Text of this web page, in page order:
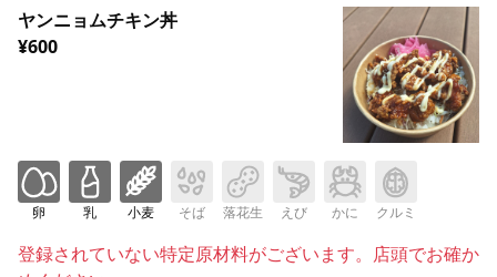
ヤンニョムチキン丼
¥600
卵 乳 小麦 そば 落花生 えび かに クルミ
登録されていない特定原材料がございます。店頭でお確か